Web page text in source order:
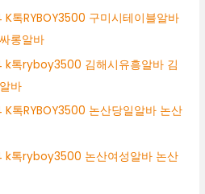
톡RYBOY3500 구미시테이블알바
롱알바
k톡ryboy3500 김해시유흥알바 김
바
톡RYBOY3500 논산당일알바 논산
k톡ryboy3500 논산여성알바 논산